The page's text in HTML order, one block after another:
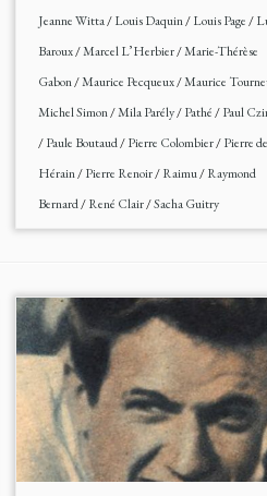
Jeanne Witta/Louis Daquin/Louis Page/
Baroux/Marcel L’Herbier/Marie-Thérèse
Gabon/Maurice Pecqueux/Maurice
Michel Simon/Mila Parély/Pathé/Paul
/Paule Boutaud/Pierre Colombier/Pierre de
Hérain/Pierre Renoir/Raimu/Raymond
Bernard/René Clair/Sacha Guitry